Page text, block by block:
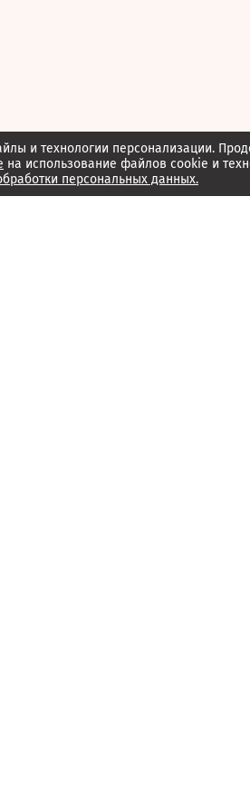
и технологии персонализации.
на использование файлов cookie и
персональных данных.